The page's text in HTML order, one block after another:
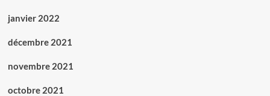
janvier 2022
décembre 2021
novembre 2021
octobre 2021